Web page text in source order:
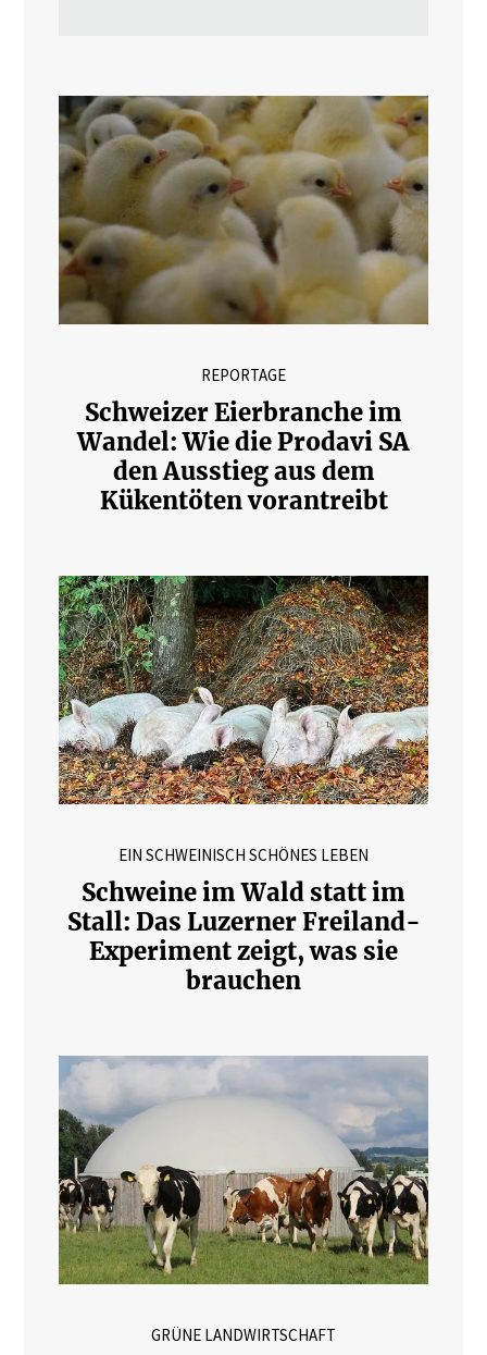
REPORTAGE
Schweizer Eierbranche im
Wandel: Wie die Prodavi SA
den Ausstieg aus dem
Kükentöten vorantreibt
EIN SCHWEINISCH SCHÖNES LEBEN
Schweine im Wald statt im
Stall: Das Luzerner Freiland-
Experiment zeigt, was sie
brauchen
GRÜNE LANDWIRTSCHAFT